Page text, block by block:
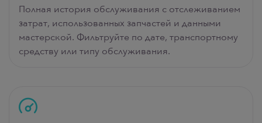
Полная история обслуживания с отслеживанием
затрат, использованных запчастей и данными
мастерской. Фильтруйте по дате, транспортному
средству или типу обслуживания.